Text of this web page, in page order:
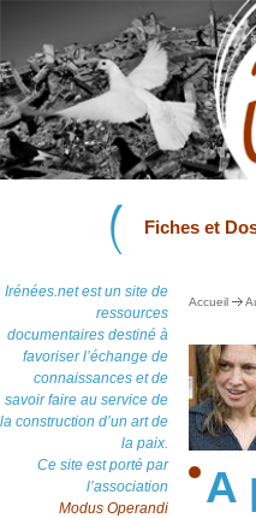
Fiches et
Irénées.net est un site de
ressources
documentaires destiné à
favoriser l’échange de
connaissances et de
savoir faire au service de
la construction d’un art de
la paix.
Ce site est porté par
l’association
Modus Operandi
Accueil
A